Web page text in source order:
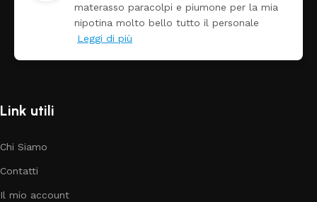
Prezzo ottimi rispetto la concorrenza
Link utili
Chi Siamo
Contatti
Il mio account